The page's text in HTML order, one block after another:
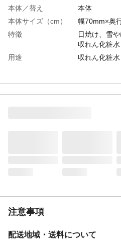
本体／替え
本体
本体サイズ（cm）
幅70mm×奥
特徴
日焼け、雪
収れん化粧水
用途
収れん化粧水
内容量
150mL
生産国
台湾
注意事項
配送地域・送料について